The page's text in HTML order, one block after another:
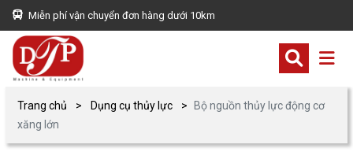
Miễn phí vận chuyển đơn hàng dưới 10km
Trang chủ Dụng cụ thủy lực
Bộ nguồn thủy lực động cơ
xăng lớn